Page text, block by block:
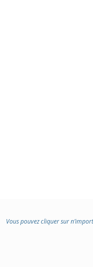
Vous pouvez cliquer sur